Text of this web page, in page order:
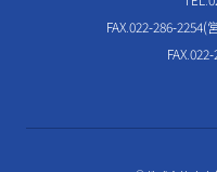
FAX.022-286-